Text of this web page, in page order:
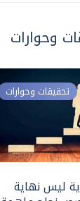
وحوارات
تحقيقات وحوارات
ليس نهاية